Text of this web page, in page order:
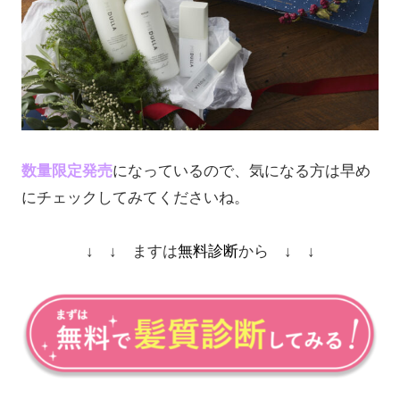
数量限定発売になっているので、気になる方は早め
にチェックしてみてくださいね。
↓ ↓ ますは無料診断から ↓ ↓